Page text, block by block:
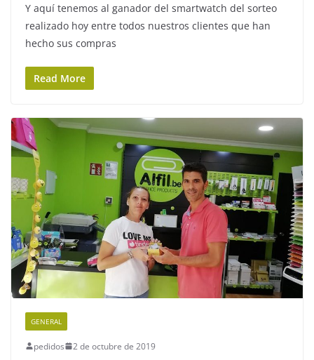
Y aquí tenemos al ganador del smartwatch del sorteo
realizado hoy entre todos nuestros clientes que han
hecho sus compras
Read More
GENERAL
pedidos 2 de octubre de 2019